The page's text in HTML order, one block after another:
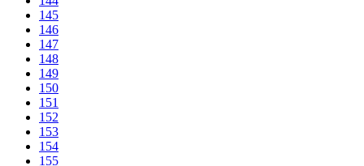
145
146
147
148
149
150
151
152
153
154
155